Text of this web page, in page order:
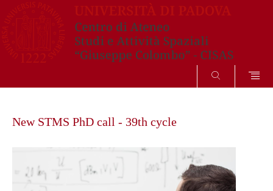
SEARCH
contentNew STMS PhD call - 39th cycle